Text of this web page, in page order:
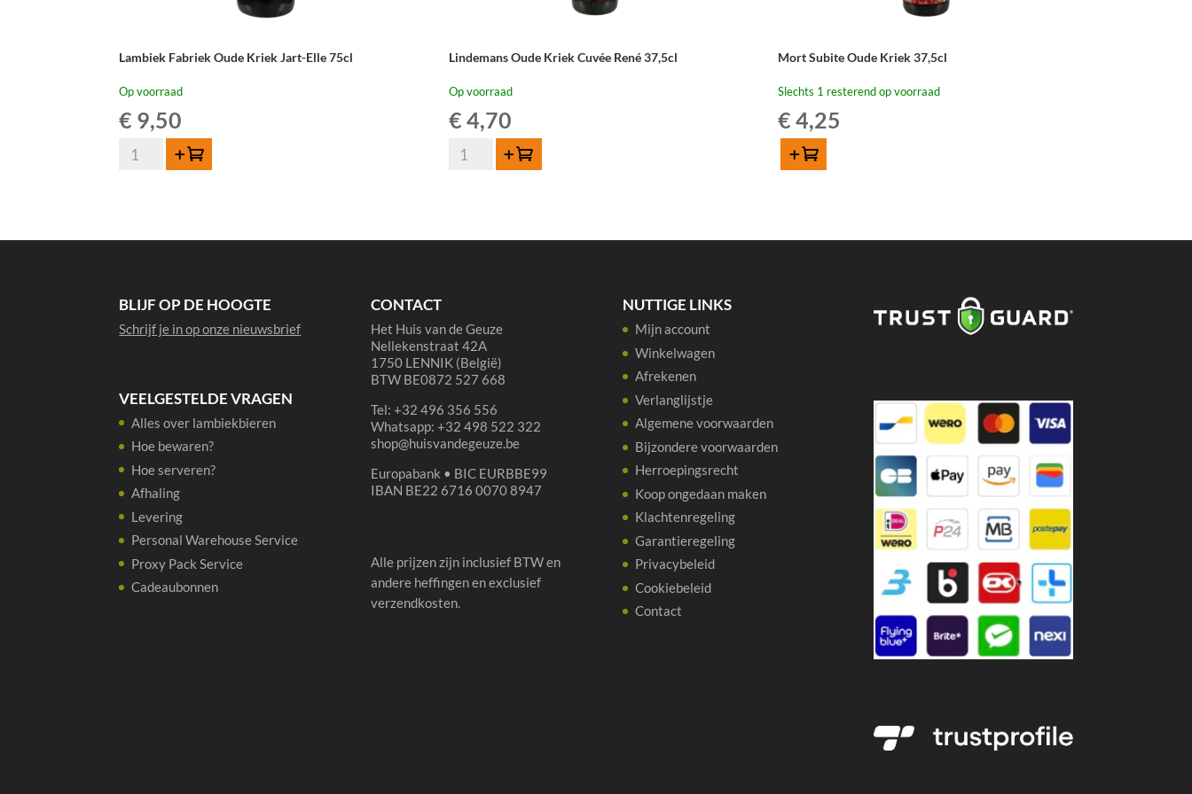
Lambiek Fabriek Oude Kriek Jart-Elle 75cl
Op voorraad
€ 9,50
Lambiek
Toevoegen
Lindemans Oude Kriek Cuvée René 37,5cl
Op voorraad
€ 4,70
Lindemans Toevoegen
Mort Subite Oude Kriek 37,5cl
Slechts 1 resterend op voorraad
€ 4,25
Kriek
Toevoegen
BLIJF OP DE HOOGTE
Schrijf je in op onze nieuwsbrief
VEELGESTELDE VRAGEN
Alles over lambiekbieren
Hoe bewaren?
Hoe serveren?
Afhaling
Levering
Personal Warehouse Service
Proxy Pack Service
Cadeaubonnen
CONTACT
Het Huis van de Geuze
Nellekenstraat 42A
1750 LENNIK (België)
BTW BE0872 527 668
Tel: +32 496 356 556
Whatsapp: +32 498 522 322
shop@huisvandegeuze.be
Europabank • BIC EURBBE99
IBAN BE22 6716 0070 8947
Alle prijzen zijn inclusief BTW en
andere heffingen en exclusief
verzendkosten.
NUTTIGE LINKS
Mijn account
Winkelwagen
Afrekenen
Verlanglijstje
Algemene voorwaarden
Bijzondere voorwaarden
Herroepingsrecht
Koop ongedaan maken
Klachtenregeling
Garantieregeling
Privacybeleid
Cookiebeleid
Contact